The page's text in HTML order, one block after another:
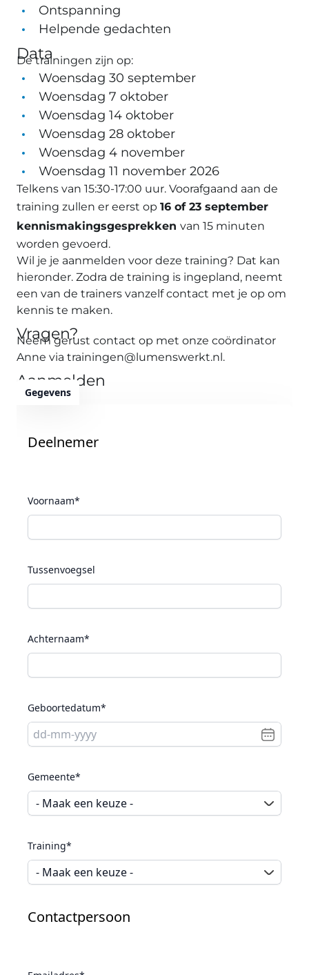
Ontspanning
Helpende gedachten
Data
De trainingen zijn op:
Woensdag 30 september
Woensdag 7 oktober
Woensdag 14 oktober
Woensdag 28 oktober
Woensdag 4 november
Woensdag 11 november 2026
Telkens van 15:30-17:00 uur. Voorafgaand aan de
training zullen er eerst op 16 of 23 september
kennismakingsgesprekken van 15 minuten
worden gevoerd.
Wil je je aanmelden voor deze training? Dat kan
hieronder. Zodra de training is ingepland, neemt
een van de trainers vanzelf contact met je op om
kennis te maken.
Vragen?
Neem gerust contact op met onze coördinator
Anne via trainingen@lumenswerkt.nl.
Aanmelden